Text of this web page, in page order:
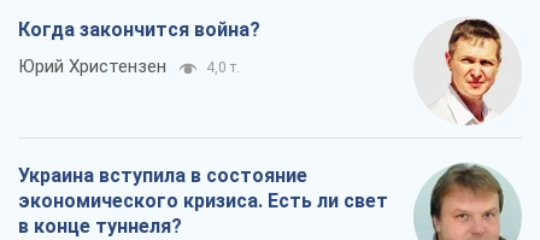
Когда закончится война?
Юрий Христензен 4,0 т.
Украина вступила в состояние
экономического кризиса. Есть ли свет
в конце туннеля?